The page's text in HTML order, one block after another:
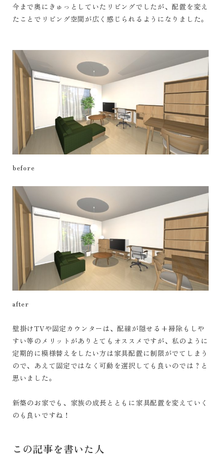
今まで奥にきゅっとしていたリビングでしたが、配置を変え
たことでリビング空間が広く感じられるようになりました。
before
after
壁掛けTVや固定カウンターは、配線が隠せる+掃除もしや
すい等のメリットがありとてもオススメですが、私のように
定期的に模様替えをしたい方は家具配置に制限がでてしまう
ので、あえて固定ではなく可動を選択しても良いのでは？と
思いました。
新築のお家でも、家族の成長とともに家具配置を変えていく
のも良いですね！
この記事を書いた人